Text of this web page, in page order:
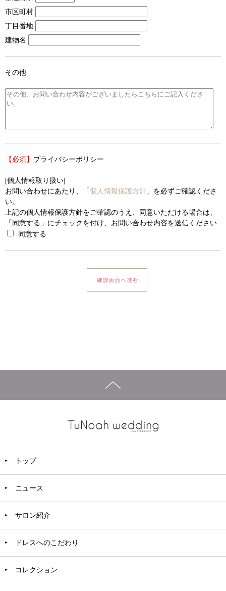
市区町村
丁目番地
建物名
その他
【必須】 プライバシーポリシー
[個人情報取り扱い]
お問い合わせにあたり、「個人情報保護方針 」を必ずご確認くださ
い。
上記の個人情報保護方針をご確認のうえ、同意いただける場合は、
「同意する」にチェックを付け、お問い合わせ内容を送信ください
同意する
トップ
ニュース
サロン紹介
ドレスへのこだわり
コレクション